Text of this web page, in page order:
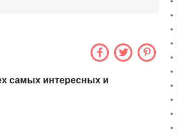
самых интересных и